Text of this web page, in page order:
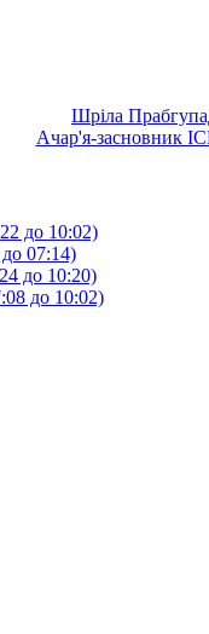
Шріла
Ачар'я-засновник
до 10:02)
07:14)
до 10:20)
до 10:02)